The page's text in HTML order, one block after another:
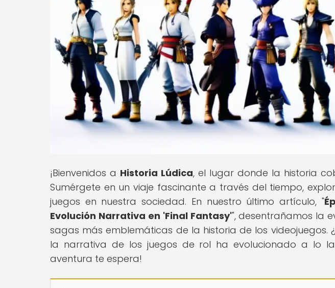
¡Bienvenidos a Historia Lúdica, el lugar donde la historia
Sumérgete en un viaje fascinante a través del tiempo,
juegos en nuestra sociedad. En nuestro último artículo, "
Evolución Narrativa en 'Final Fantasy'", desentrañamos la
sagas más emblemáticas de la historia de los videojuegos.
la narrativa de los juegos de rol ha evolucionado a lo
aventura te espera!